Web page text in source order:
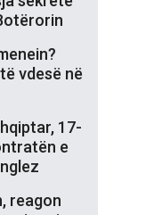
vdesë në
17-
e
reagon